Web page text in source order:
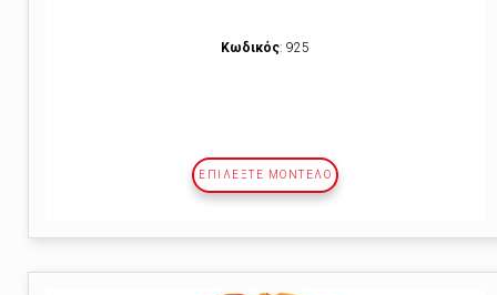
Κωδικός: 925
ΕΠΙΛΕΞΤΕ ΜΟΝΤΕΛΟ